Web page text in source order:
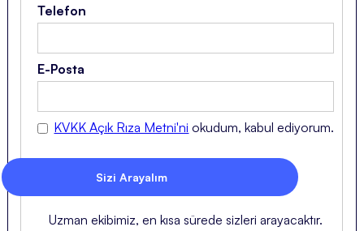
Telefon
E-Posta
KVKK Açık Rıza Metni'ni okudum, kabul ediyorum.
Uzman ekibimiz, en kısa sürede sizleri arayacaktır.